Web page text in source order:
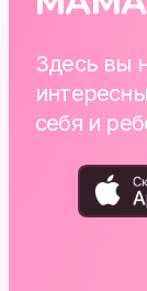
Здесь вы
себя и